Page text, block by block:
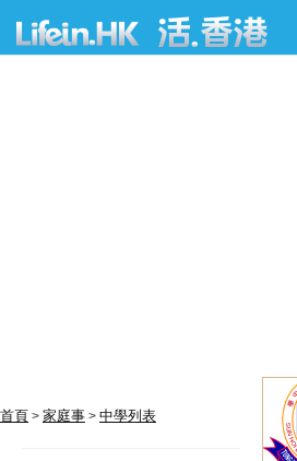
首頁 > 家庭事 > 中學列表